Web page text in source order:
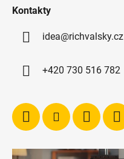
Kontakty
idea@richvalsky.cz
+420 730 516 782